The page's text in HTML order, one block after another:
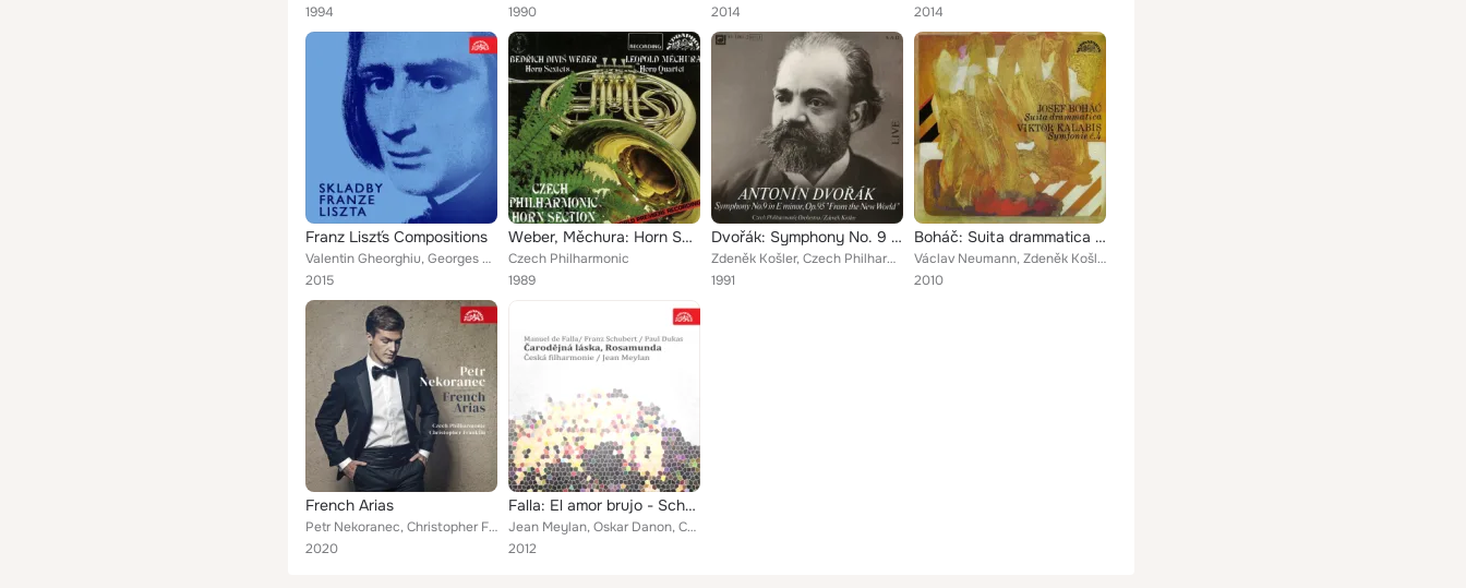
1994
1990
2014
2014
Franz Liszt´s Compositions
Valentin Gheorghiu, Georges Georgescu, Czech Philharmonic
2015
Weber, Měchura: Horn Sextets and Quartet
Czech Philharmonic
1989
Dvořák: Symphony No. 9 "From the New World" (Live)
Zdeněk Košler, Czech Philharmonic
1991
Boháč: Suita drammatica - Kalabis: Symphony No. 4
Václav Neumann, Zdeněk Košler, Czech Philharmonic
2010
French Arias
Petr Nekoranec, Christopher Franklin, Czech Philharmonic
2020
Falla: El amor brujo - Schubert: Rosamunde - Dukas: L´ Apprenti Sorcier
Jean Meylan, Oskar Danon, Czech Philharmonic
2012